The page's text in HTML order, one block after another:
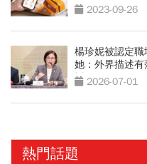
2023-09-26
楊珍妮被認定
她：外界描述
拆解2026-07-01
熱門話題